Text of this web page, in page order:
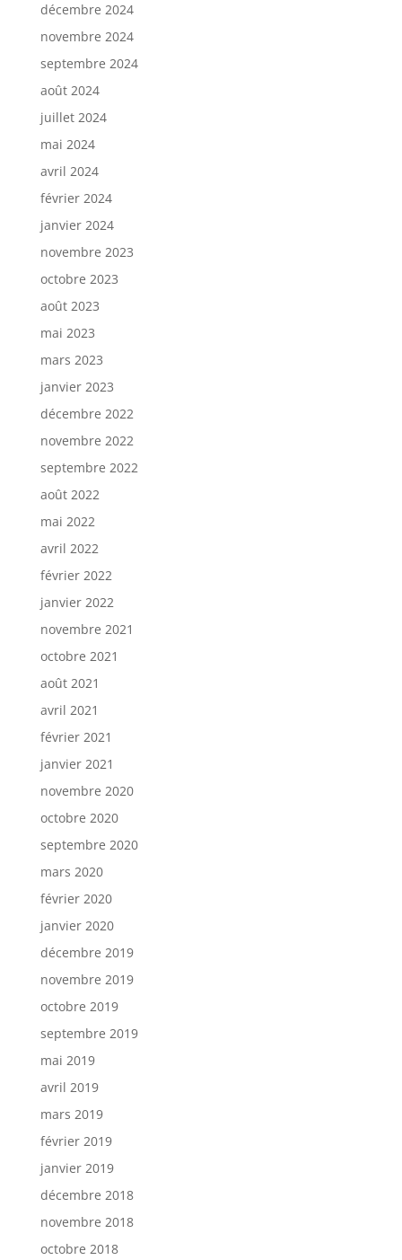
décembre 2024
novembre 2024
septembre 2024
août 2024
juillet 2024
mai 2024
avril 2024
février 2024
janvier 2024
novembre 2023
octobre 2023
août 2023
mai 2023
mars 2023
janvier 2023
décembre 2022
novembre 2022
septembre 2022
août 2022
mai 2022
avril 2022
février 2022
janvier 2022
novembre 2021
octobre 2021
août 2021
avril 2021
février 2021
janvier 2021
novembre 2020
octobre 2020
septembre 2020
mars 2020
février 2020
janvier 2020
décembre 2019
novembre 2019
octobre 2019
septembre 2019
mai 2019
avril 2019
mars 2019
février 2019
janvier 2019
décembre 2018
novembre 2018
octobre 2018